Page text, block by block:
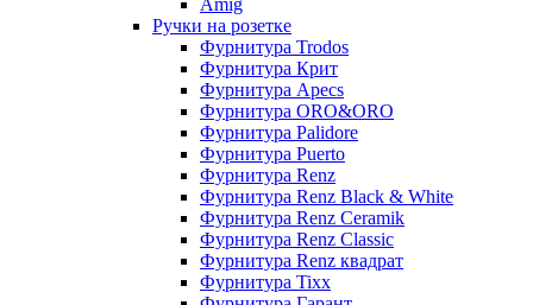
Amig
Ручки на розетке
Фурнитура Trodos
Фурнитура Крит
Фурнитура Apecs
Фурнитура ORO&ORO
Фурнитура Palidore
Фурнитура Puerto
Фурнитура Renz
Фурнитура Renz Black & White
Фурнитура Renz Ceramik
Фурнитура Renz Classic
Фурнитура Renz квадрат
Фурнитура Tixx